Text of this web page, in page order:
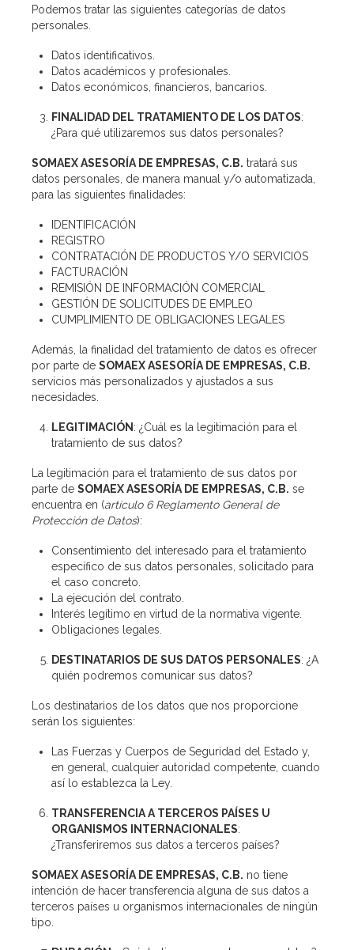
Podemos tratar las siguientes categorías de datos
personales.
Datos identificativos.
Datos académicos y profesionales.
Datos económicos, financieros, bancarios.
FINALIDAD DEL TRATAMIENTO DE LOS DATOS:
¿Para qué utilizaremos sus datos personales?
SOMAEX ASESORÍA DE EMPRESAS, C.B. tratará sus
datos personales, de manera manual y/o automatizada,
para las siguientes finalidades:
IDENTIFICACIÓN
REGISTRO
CONTRATACIÓN DE PRODUCTOS Y/O SERVICIOS
FACTURACIÓN
REMISIÓN DE INFORMACIÓN COMERCIAL
GESTIÓN DE SOLICITUDES DE EMPLEO
CUMPLIMIENTO DE OBLIGACIONES LEGALES
Además, la finalidad del tratamiento de datos es ofrecer
por parte de SOMAEX ASESORÍA DE EMPRESAS, C.B.
servicios más personalizados y ajustados a sus
necesidades.
LEGITIMACIÓN : ¿Cuál es la legitimación para el
tratamiento de sus datos?
La legitimación para el tratamiento de sus datos por
parte de SOMAEX ASESORÍA DE EMPRESAS, C.B. se
encuentra en (artículo 6 Reglamento General de
Protección de Datos):
Consentimiento del interesado para el tratamiento
específico de sus datos personales, solicitado para
el caso concreto.
La ejecución del contrato.
Interés legítimo en virtud de la normativa vigente.
Obligaciones legales.
DESTINATARIOS DE SUS DATOS PERSONALES: ¿A
quién podremos comunicar sus datos?
Los destinatarios de los datos que nos proporcione
serán los siguientes:
Las Fuerzas y Cuerpos de Seguridad del Estado y,
en general, cualquier autoridad competente, cuando
así lo establezca la Ley.
TRANSFERENCIA A TERCEROS PAÍSES U
ORGANISMOS INTERNACIONALES:
¿Transferiremos sus datos a terceros países?
SOMAEX ASESORÍA DE EMPRESAS, C.B. no tiene
intención de hacer transferencia alguna de sus datos a
terceros países u organismos internacionales de ningún
tipo.